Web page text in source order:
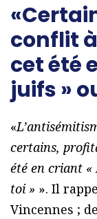
conflit
cet été
juifs »
«
certains,
été en criant «
toi » ». Il
Vincennes ;